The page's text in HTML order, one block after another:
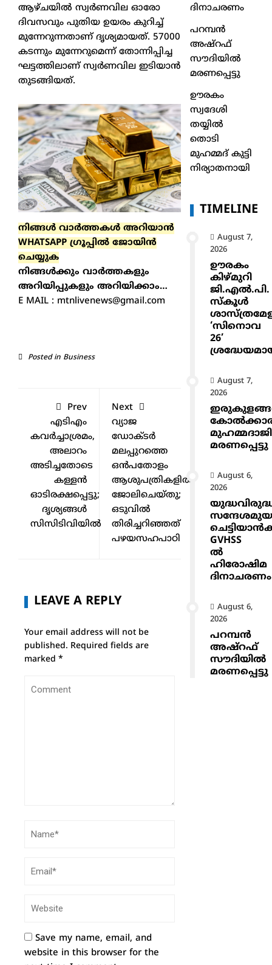
ആഴ്ചയില്‍ സ്വര്‍ണവില ഓരോ
ദിവസവും പുതിയ ഉയരം കുറിച്ച്
മുന്നേറുന്നതാണ് ദൃശ്യമായത്. 57000
കടന്നും മുന്നേറുമെന്ന് തോന്നിപ്പിച്ച
ഘട്ടത്തിലാണ് സ്വര്‍ണവില ഇടിയാന്‍
തുടങ്ങിയത്.
നിങ്ങൾ വാർത്തകൾ അറിയാന്‍
WHATSAPP ഗ്രൂപ്പിൽ ജോയിൻ
ചെയ്യുക
നിങ്ങൾക്കും വാർത്തകളും
അറിയിപ്പുകളും അറിയിക്കാം…
E MAIL : mtnlivenews@gmail.com
Posted in Business
Prev
എടിഎം
കവര്‍ച്ചാശ്രമം,
അലാറം
അടിച്ചതോടെ
കള്ളന്‍
ഓടിരക്ഷപ്പെട്ടു;
ദൃശ്യങ്ങള്‍
സിസിടിവിയില്‍
Next
വ്യാജ
ഡോക്ടർ
മലപ്പുറത്തെ
ഒന്‍പതോളം
ആശുപത്രികളില്‍
ജോലിചെയ്തു;
ഒടുവില്‍
തിരിച്ചറിഞ്ഞത്
പഴയസഹപാഠി
LEAVE A REPLY
Your email address will not be
published. Required fields are
marked *
Save my name, email, and
website in this browser for the
ദിനാചരണം
പറമ്പൻ
അഷ്‌റഫ്
സൗദിയിൽ
മരണപ്പെട്ടു
ഊരകം
സ്വദേശി
തയ്യിൽ
തൊടി
മുഹമ്മദ് കുട്ടി
നിര്യാതനായി
TIMELINE
August 7,
2026
ഊരകം
കിഴ്മുറി
ജി.എൽ.പി.
സ്കൂൾ
‘സിനൊവ
26’
August 7,
2026
മുഹമ്മദാജി
മരണപ്പെട്ടു
August 6,
2026
GVHSS
ൽ
ഹിരോഷിമ
ദിനാചരണം
August 6,
2026
പറമ്പൻ
അഷ്‌റഫ്
സൗദിയിൽ
മരണപ്പെട്ടു